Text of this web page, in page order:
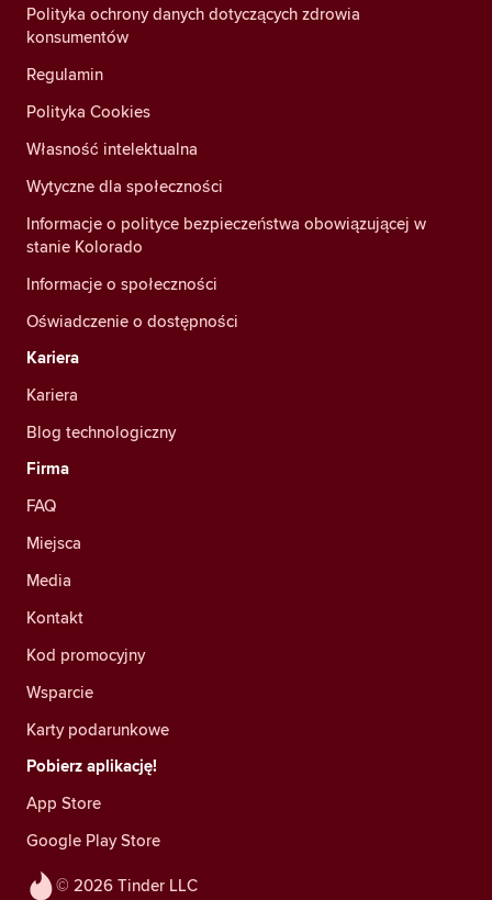
© 2026 Tinder LLC
Polityka ochrony danych dotyczących zdrowia
konsumentów
Regulamin
Polityka Cookies
Własność intelektualna
Wytyczne dla społeczności
Informacje o polityce bezpieczeństwa obowiązującej w
stanie Kolorado
Informacje o społeczności
Oświadczenie o dostępności
Kariera
Kariera
Blog technologiczny
Firma
FAQ
Miejsca
Media
Kontakt
Kod promocyjny
Wsparcie
Karty podarunkowe
Pobierz aplikację!
App Store
Google Play Store